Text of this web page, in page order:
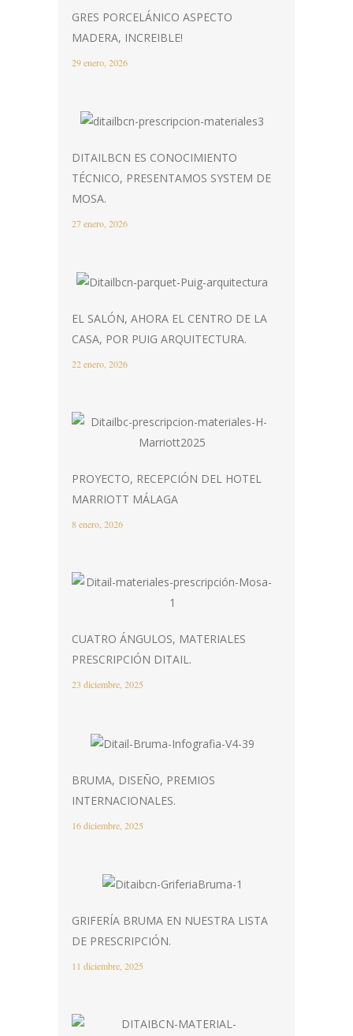
GRES PORCELÁNICO ASPECTO
MADERA, INCREIBLE!
29 enero, 2026
DITAILBCN ES CONOCIMIENTO
TÉCNICO, PRESENTAMOS SYSTEM DE
MOSA.
27 enero, 2026
EL SALÓN, AHORA EL CENTRO DE LA
CASA, POR PUIG ARQUITECTURA.
22 enero, 2026
PROYECTO, RECEPCIÓN DEL HOTEL
MARRIOTT MÁLAGA
8 enero, 2026
CUATRO ÁNGULOS, MATERIALES
PRESCRIPCIÓN DITAIL.
23 diciembre, 2025
BRUMA, DISEÑO, PREMIOS
INTERNACIONALES.
16 diciembre, 2025
GRIFERÍA BRUMA EN NUESTRA LISTA
DE PRESCRIPCIÓN.
11 diciembre, 2025